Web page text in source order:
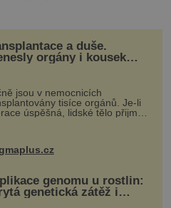
a duše.
orgány i kousek
jsou v nemocnicích
tisíce orgánů. Je-li
úspěšná, lidské tělo přijme
genomu u rostlin:
genetická zátěž i